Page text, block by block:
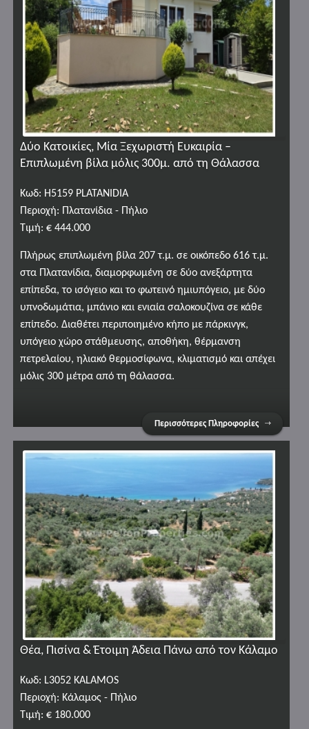
Δύο Κατοικίες, Μία Ξεχωριστή Ευκαιρία –
Επιπλωμένη βίλα μόλις 300μ. από τη Θάλασσα
Κωδ: H5159 PLATANIDIA
Περιοχή: Πλατανίδια - Πήλιο
Τιμή: € 444.000
Πλήρως επιπλωμένη βίλα 207 τ.μ. σε οικόπεδο 616 τ.μ.
στα Πλατανίδια, διαμορφωμένη σε δύο ανεξάρτητα
επίπεδα, το ισόγειο και το φωτεινό ημιυπόγειο, με δύο
υπνοδωμάτια, μπάνιο και ενιαία σαλοκουζίνα σε κάθε
επίπεδο. Διαθέτει περιποιημένο κήπο με πάρκινγκ,
υπόγειο χώρο στάθμευσης, αποθήκη, θέρμανση
πετρελαίου, ηλιακό θερμοσίφωνα, κλιματισμό και απέχει
μόλις 300 μέτρα από τη θάλασσα.
Περισσότερες Πληροφορίες
Θέα, Πισίνα & Έτοιμη Άδεια Πάνω από τον Κάλαμο
Κωδ: L3052 KALAMOS
Περιοχή: Κάλαμος - Πήλιο
Τιμή: € 180.000